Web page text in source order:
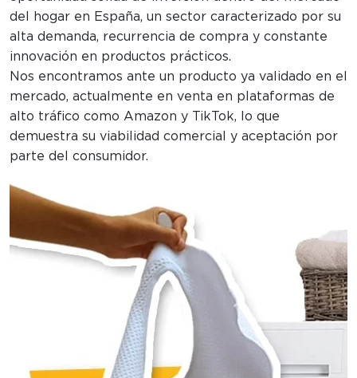
del hogar en España, un sector caracterizado por su
alta demanda, recurrencia de compra y constante
innovación en productos prácticos.
Nos encontramos ante un producto ya validado en el
mercado, actualmente en venta en plataformas de
alto tráfico como Amazon y TikTok, lo que
demuestra su viabilidad comercial y aceptación por
parte del consumidor.